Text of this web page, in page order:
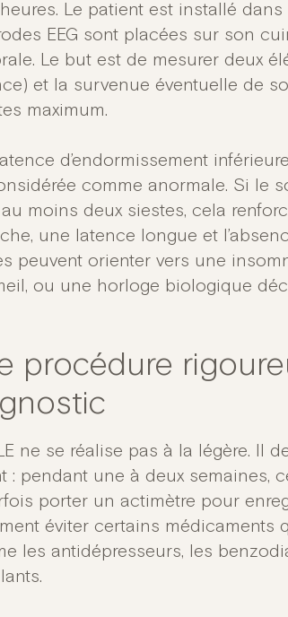
Le patient est installé
EEG sont placées sur son
Le but est de mesurer deux
et la survenue éventuelle de
maximum.
d’endormissement
comme anormale. Si le
moins deux siestes, cela
une latence longue et
peuvent orienter vers une
ou une horloge biologique
procédure
ne se réalise pas à la légère. Il
: pendant une à deux semaines,
porter un actimètre pour
éviter certains médicaments
les antidépresseurs, les